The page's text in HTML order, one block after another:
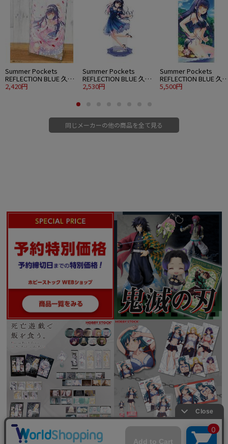
Summer Pockets
REFLECTION BLUE 久島
鴎 アクリルアートスタ
2,420円
Summer Pockets
REFLECTION BLUE 久島
鴎 アクリルスタンド 大
2,530円
Summer Pockets
REFLECTION BLUE 久
鴎 120cmビッグタオル
5,500円
同じメーカーの他の商品を全て見る